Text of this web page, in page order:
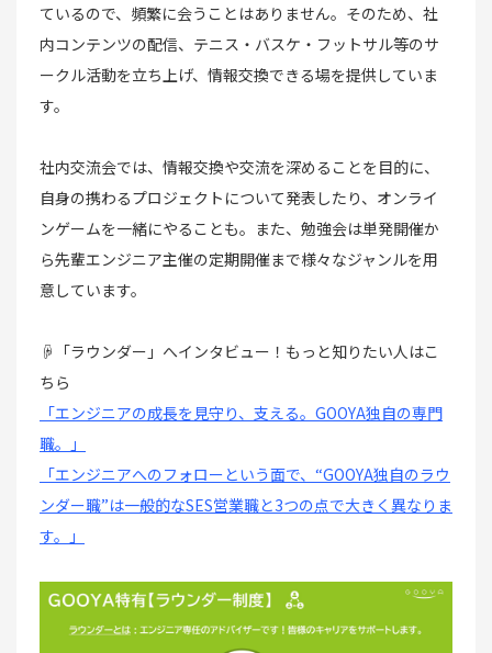
ているので、頻繁に会うことはありません。そのため、社
内コンテンツの配信、テニス・バスケ・フットサル等のサ
ークル活動を立ち上げ、情報交換できる場を提供していま
す。
社内交流会では、情報交換や交流を深めることを目的に、
自身の携わるプロジェクトについて発表したり、オンライ
ンゲームを一緒にやることも。また、勉強会は単発開催か
ら先輩エンジニア主催の定期開催まで様々なジャンルを用
意しています。
☟「ラウンダー」へインタビュー！もっと知りたい人はこ
ちら
「エンジニアの成長を見守り、支える。GOOYA独自の専門
職。」
「エンジニアへのフォローという面で、“GOOYA独自のラウ
ンダー職”は一般的なSES営業職と3つの点で大きく異なりま
す。」